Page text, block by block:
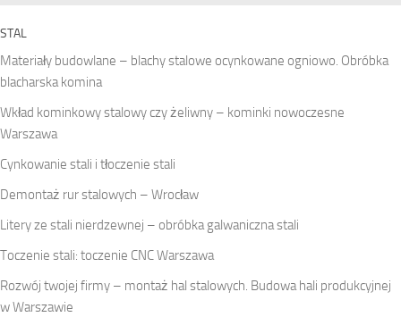
STAL
Materiały budowlane – blachy stalowe ocynkowane ogniowo. Obróbka
blacharska komina
Wkład kominkowy stalowy czy żeliwny – kominki nowoczesne
Warszawa
Cynkowanie stali i tłoczenie stali
Demontaż rur stalowych – Wrocław
Litery ze stali nierdzewnej – obróbka galwaniczna stali
Toczenie stali: toczenie CNC Warszawa
Rozwój twojej firmy – montaż hal stalowych. Budowa hali produkcyjnej
w Warszawie